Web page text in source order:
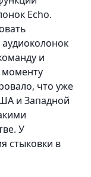
Echo.
аудиоколонок
и
моменту
что уже
и Западной
У
стыковки в